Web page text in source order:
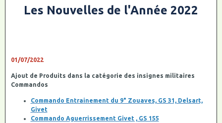
Les Nouvelles de l'Année 2022
01/07/2022
Ajout de Produits dans la catégorie des insignes militaires
Commandos
Commando Entrainement du 9° Zouaves, GS 31, Delsart,
Givet
Commando Aguerrissement Givet , GS 155